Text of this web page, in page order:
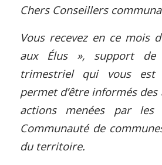
Chers Conseillers
Vous recevez en ce mois
aux Élus », support de
trimestriel qui vous
permet d’être informés
actions menées par
Communauté de
du territoire.